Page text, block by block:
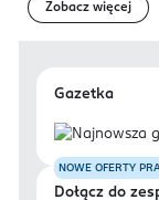
Zobacz więcej
Gazetka
NOWE OFERTY
Dołącz do